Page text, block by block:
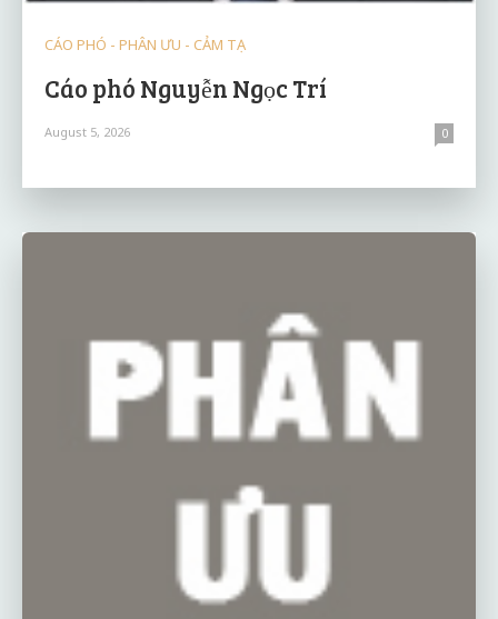
CÁO PHÓ - PHÂN ƯU - CẢM TẠ
Cáo phó Nguyễn Ngọc Trí
August 5, 2026 0